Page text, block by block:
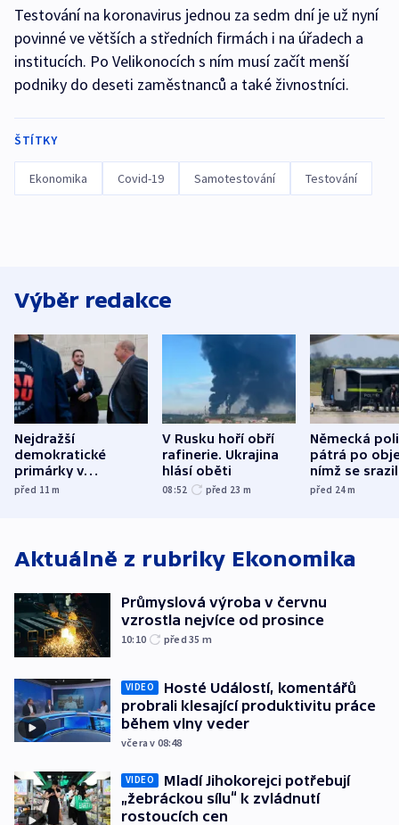
Testování na koronavirus jednou za sedm dní je už nyní
povinné ve větších a středních firmách i na úřadech a
institucích. Po Velikonocích s ním musí začít menší
podniky do deseti zaměstnanců a také živnostníci.
ŠTÍTKY
Ekonomika Covid-19 Samotestování Testování
Výběr redakce
Nejdražší
demokratické
primárky v
Michiganu stranu
před 11m
V Rusku hoří obří
rafinerie. Ukrajina
hlásí oběti
08:52 před 23 m
Německá
pátrá po
nímž se
letadlo u
před 24m
Aktuálně z rubriky Ekonomika
Průmyslová výroba v červnu
vzrostla nejvíce od prosince
10:10 před 35 m
VIDEO
Hosté Událostí, komentářů
probrali klesající produktivitu práce
během vlny veder
včera v 08:48
VIDEO
Mladí Jihokorejci potřebují
„žebráckou sílu“ k zvládnutí
rostoucích cen